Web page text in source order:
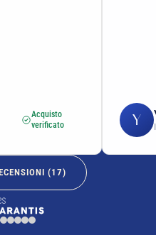
Acquisto
verificato
Y
(17)